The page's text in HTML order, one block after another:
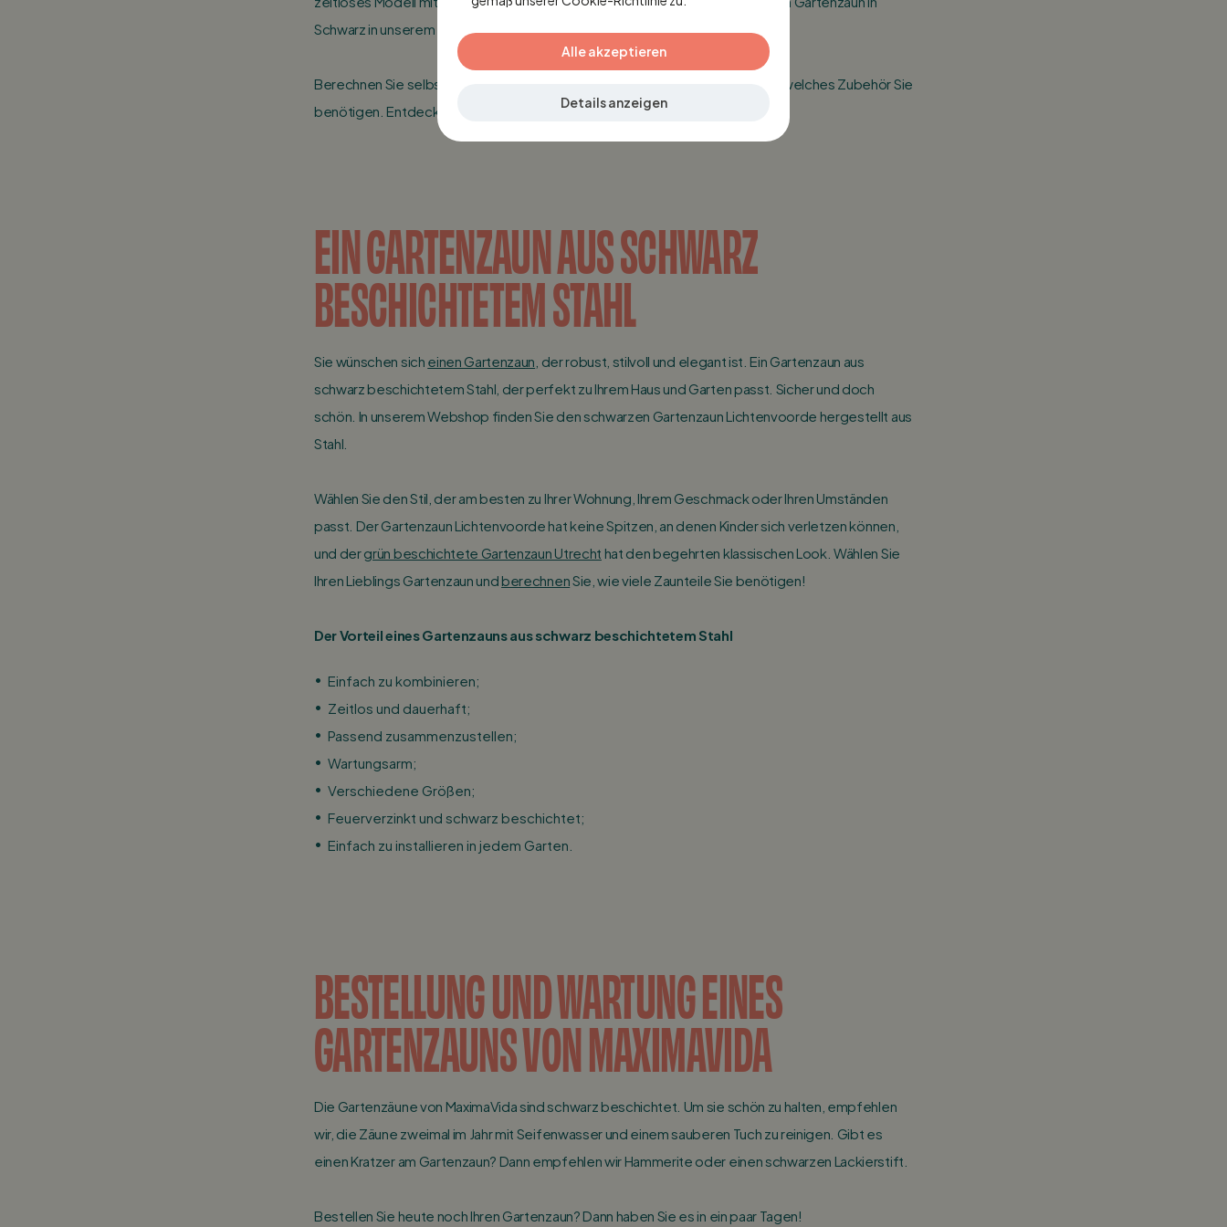
Schwarz in unserem Sortiment und stellen Sie ihn selbst zusammen!
Berechnen Sie selbst mit unserem Berechnungs-Tool, welche Zaunteile und welches Zubehör Sie
benötigen. Entdecken Sie unser Angebot und wählen Sie Ihr Lieblingsmodell.
EIN GARTENZAUN AUS SCHWARZ
BESCHICHTETEM STAHL
Sie wünschen sich einen Gartenzaun , der robust, stilvoll und elegant ist. Ein Gartenzaun aus
schwarz beschichtetem Stahl, der perfekt zu Ihrem Haus und Garten passt. Sicher und doch
schön. In unserem Webshop finden Sie den schwarzen Gartenzaun Lichtenvoorde hergestellt aus
Stahl.
Wählen Sie den Stil, der am besten zu Ihrer Wohnung, Ihrem Geschmack oder Ihren Umständen
passt. Der Gartenzaun Lichtenvoorde hat keine Spitzen, an denen Kinder sich verletzen können,
und dergrün beschichtete Gartenzaun Utrecht hat den begehrten klassischen Look. Wählen Sie
Ihren Lieblings Gartenzaun und berechnenSie, wie viele Zaunteile Sie benötigen!
Der Vorteil eines Gartenzauns aus schwarz beschichtetem Stahl
Einfach zu kombinieren;
Zeitlos und dauerhaft;
Passend zusammenzustellen;
Wartungsarm;
Verschiedene Größen;
Feuerverzinkt und schwarz beschichtet;
Einfach zu installieren in jedem Garten.
BESTELLUNG UND WARTUNG EINES
GARTENZAUNS VON MAXIMAVIDA
Die Gartenzäune von MaximaVida sind schwarz beschichtet. Um sie schön zu halten, empfehlen
wir, die Zäune zweimal im Jahr mit Seifenwasser und einem sauberen Tuch zu reinigen. Gibt es
einen Kratzer am Gartenzaun? Dann empfehlen wir Hammerite oder einen schwarzen Lackierstift.
Bestellen Sie heute noch Ihren Gartenzaun? Dann haben Sie es in ein paar Tagen!
Alle akzeptieren
Details anzeigen